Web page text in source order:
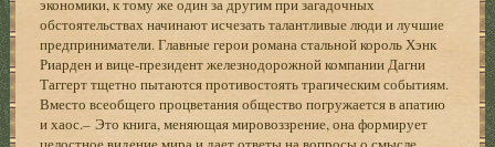
экономики, к тому же один за другим при загадочных
обстоятельствах начинают исчезать талантливые люди и лучшие
предприниматели. Главные герои романа стальной король Хэнк
Риарден и вице-президент железнодорожной компании Дагни
Таггерт тщетно пытаются противостоять трагическим событиям.
Вместо всеобщего процветания общество погружается в апатию
и хаос.– Это книга, меняющая мировоззрение, она формирует